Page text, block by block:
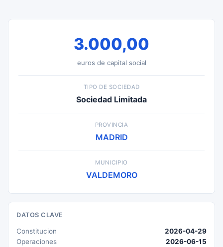
3.000,00
euros de capital social
TIPO DE SOCIEDAD
Sociedad Limitada
PROVINCIA
MADRID
MUNICIPIO
VALDEMORO
DATOS CLAVE
Constitucion
2026-04-29
Operaciones
2026-06-15